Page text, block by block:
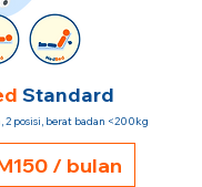
Standard
2 posisi, berat badan <200kg
/ bulan